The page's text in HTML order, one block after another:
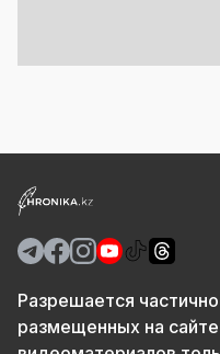
Разрешается
размещенных на